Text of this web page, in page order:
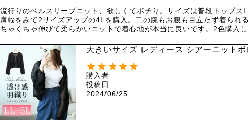
流行りのベルスリーブニット、欲しくてポチり。サイズは普段トップ
肩幅をみて2サイズアップの4Lを購入。二の腕もお腹も目立たず着ら
ちゃくちゃ伸びて柔らかいニットで着心地が本当に良いです。2色購入
大きいサイズ レディース シアーニット
購入者
投稿日
2024/06/25